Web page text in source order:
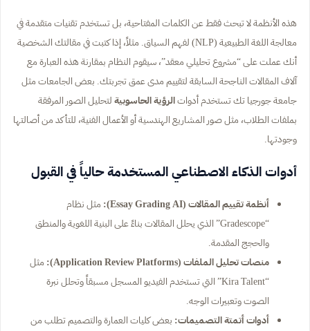
هذه الأنظمة لا تبحث فقط عن الكلمات المفتاحية، بل تستخدم تقنيات متقدمة في
معالجة اللغة الطبيعية (NLP) لفهم السياق. مثلاً، إذا كتبت في مقالتك الشخصية
أنك عملت على “مشروع تحليلي معقد”، سيقوم النظام بمقارنة هذه العبارة مع
آلاف المقالات الناجحة السابقة لتقييم مدى عمق تجربتك. بعض الجامعات مثل
جامعة جورجيا تك تستخدم أدواتالرؤية الحاسوبيةلتحليل الصور المرفقة
بملفات الطلاب، مثل صور المشاريع الهندسية أو الأعمال الفنية، للتأكد من أصالتها
وجودتها.
أدوات الذكاء الاصطناعي المستخدمة حالياً في القبول
أنظمة تقييم المقالات (Essay Grading AI):
مثل نظام
“Gradescope” الذي يحلل المقالات بناءً على البنية اللغوية والمنطق
والحجج المقدمة.
منصات تحليل الملفات (Application Review Platforms):
مثل
“Kira Talent” التي تستخدم الفيديو المسجل مسبقاً وتحلل نبرة
الصوت وتعبيرات الوجه.
أدوات أتمتة التصميمات: بعض كليات العمارة والتصميم تطلب من